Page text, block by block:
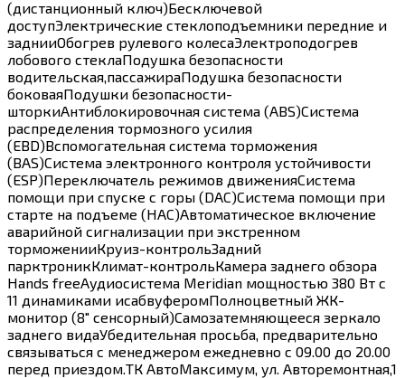
(дистанционный ключ)Бесключевой
доступЭлектрические стеклоподъемники передние и
заднииОбогрев рулевого колесаЭлектроподогрев
лобового стеклаПодушка безопасности
водительская,пассажираПодушка безопасности
боковаяПодушки безопасности-
шторкиАнтиблокировочная система (ABS)Система
распределения тормозного усилия
(EBD)Вспомогательная система торможения
(BAS)Система электронного контроля устойчивости
(ESP)Переключатель режимов движенияСистема
помощи при спуске с горы (DAC)Система помощи при
старте на подъеме (HAC)Автоматическое включение
аварийной сигнализации при экстренном
торможенииКруиз-контрольЗадний
парктроникКлимат-контрольКамера заднего обзора
Hands freeАудиосистема Meridian мощностью 380 Вт с
11 динамиками исабвуферомПолноцветный ЖК-
монитор (8″ сенсорный)Самозатемняющееся зеркало
заднего видаУбедительная просьба, предварительно
связываться с менеджером ежедневно с 09.00 до 20.00
перед приездом.ТК АвтоМаксимум, ул. Авторемонтная,1